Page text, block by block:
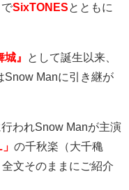
でSixTONES とともに
城』
として誕生以来、
Snow Manに引き継が
われ Snow Manが主演
の千秋楽（大千穐
文そのままにご紹介